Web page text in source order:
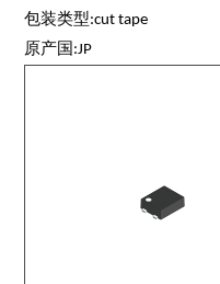
包装类型:cut tape
原产国:JP